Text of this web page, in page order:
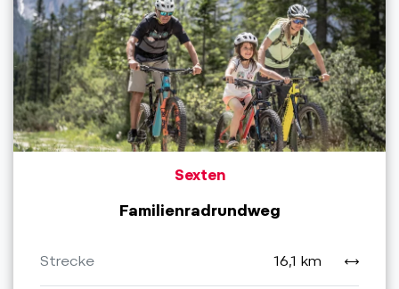
Sexten
Familienradrundweg
Strecke 16,1 km